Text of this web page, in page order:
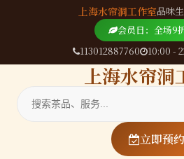
上海水帘洞工作室品味
会员日：全场9
113012887760
10:00 -
上海水帘洞
立即预约